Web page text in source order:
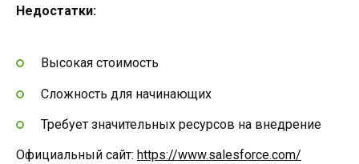
Недостатки:
Высокая стоимость
Сложность для начинающих
Требует значительных ресурсов на внедрение
Официальный сайт: https://www.salesforce.com/